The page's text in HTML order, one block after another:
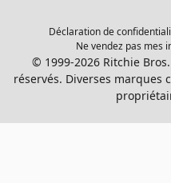
Déclaration de
Ne vendez pas mes
© 1999-2026 Ritchie
réservés. Diverses marques